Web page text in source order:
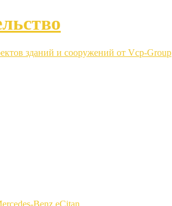
зданий и сооружений от Vcp-Group